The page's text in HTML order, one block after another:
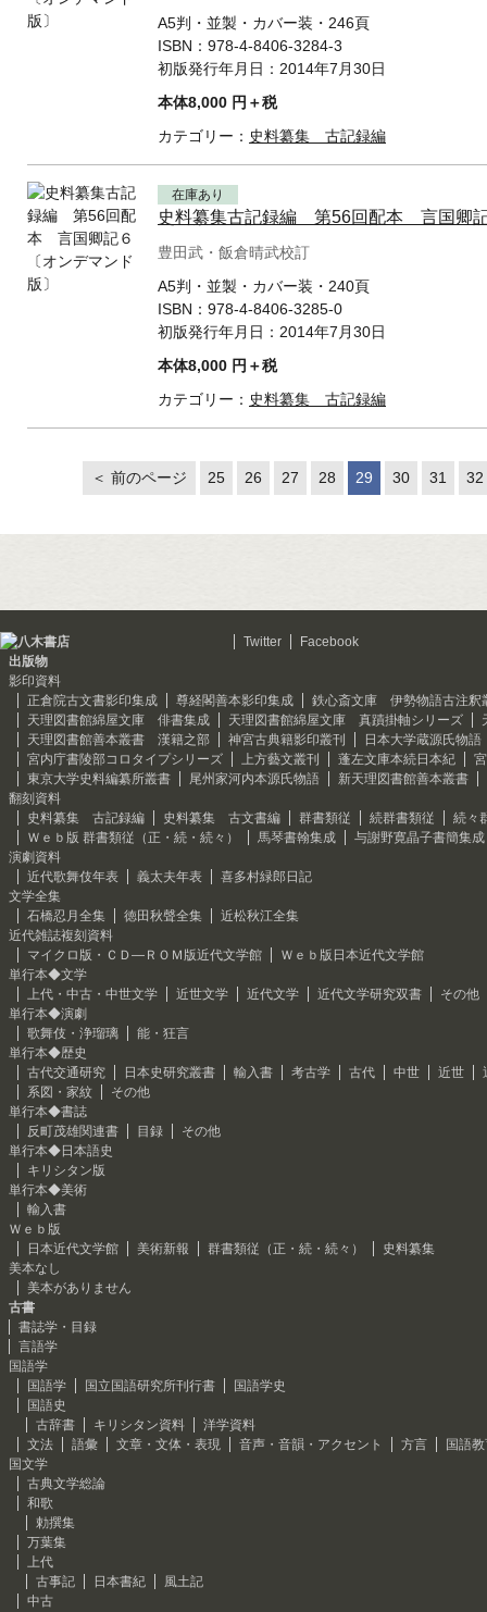
A5判・並製・カバー装・246頁
ISBN： 978-4-8406-3284-3
初版発行年月日： 2014年7月30日
本体8,000 円＋税
カテゴリー： 史料纂集 古記録編
在庫あり
史料纂集古記録編 第56回配本 言国卿
豊田武・飯倉晴武校訂
A5判・並製・カバー装・240頁
ISBN： 978-4-8406-3285-0
初版発行年月日： 2014年7月30日
本体8,000 円＋税
カテゴリー： 史料纂集 古記録編
＜ 前のページ 25 26 27 28 29 30 31 32
Twitter
Facebook
出版物
影印資料
正倉院古文書影印集成
尊経閣善本影印集成
鉄心斎文庫 伊勢物語古注釈
天理図書館綿屋文庫 俳書集成
天理図書館綿屋文庫 真蹟掛軸シリーズ
天理図書館善本叢書 漢籍之部
神宮古典籍影印叢刊
日本大学蔵源氏物語
宮内庁書陵部コロタイプシリーズ
上方藝文叢刊 蓬左文庫本続日本紀
東京大学史料編纂所叢書
尾州家河内本源氏物語
新天理図書館善本叢書
翻刻資料
史料纂集 古記録編
史料纂集 古文書編 群書類従 続群書類従
続々
Ｗｅｂ版 群書類従（正・続・続々）
馬琴書翰集成
与謝野寛晶子書簡集成
演劇資料
近代歌舞伎年表
義太夫年表
喜多村緑郎日記
文学全集
石橋忍月全集
徳田秋聲全集
近松秋江全集
近代雑誌複刻資料
マイクロ版・ＣＤ―ＲＯＭ版近代文学館
Ｗｅｂ版日本近代文学館
単行本◆文学
上代・中古・中世文学
近世文学 近代文学 近代文学研究双書
その他
単行本◆演劇
歌舞伎・浄瑠璃
能・狂言
単行本◆歴史
古代交通研究
日本史研究叢書 輸入書 考古学 古代 中世 近世
系図・家紋
その他
単行本◆書誌
反町茂雄関連書
目録
その他
単行本◆日本語史
キリシタン版
単行本◆美術
輸入書
Ｗｅｂ版
日本近代文学館
美術新報 群書類従（正・続・続々）
史料纂集
美本なし
美本がありません
古書
書誌学・目録
言語学
国語学
国語学
国立国語研究所刊行書
国語学史
国語史
古辞書
キリシタン資料
洋学資料
文法
語彙 文章・文体・表現 音声・音韻・アクセント 方言
国語
国文学
古典文学総論
和歌
勅撰集
万葉集
上代
古事記
日本書紀
風土記
中古